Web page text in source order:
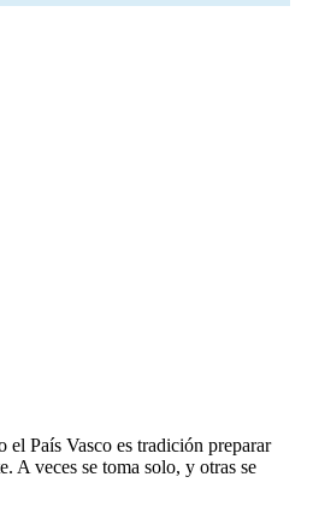
País Vasco es tradición preparar
A veces se toma solo, y otras se